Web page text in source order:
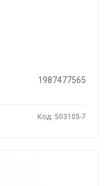
1987477565
Код: 503105-7